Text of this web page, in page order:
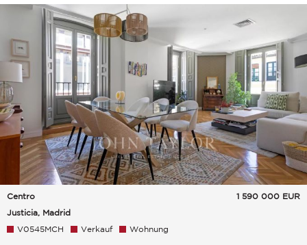
Centro
Justicia, Madrid
1 590 000 EUR
V0545MCH Verkauf Wohnung